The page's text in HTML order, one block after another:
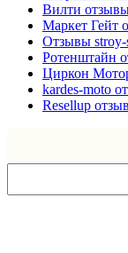
Вилти
Маркет Гейт
Отзывы stroy-
Ротенштайн
Циркон
kardes-moto
Resellup